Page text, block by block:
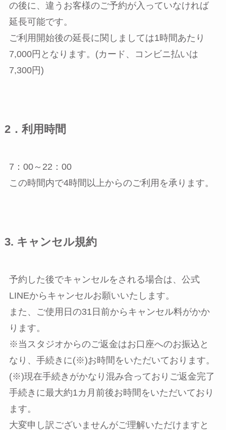
の後に、違うお客様のご予約が入っていなければ
延長可能です。
ご利用開始後の延長に関しましては1時間あたり
7,000円となります。(カード、コンビニ払いは
7,300円)
2．利用時間
7：00～22：00
この時間内で4時間以上からのご利用を承ります。
3. キャンセル規約
予約した後でキャンセルをされる場合は、公式
LINEからキャンセルお願いいたします。
また、ご使用日の31日前からキャンセル料がかか
ります。
※当スタジオからのご返金はお口座へのお振込と
なり、手続きに(※)お時間をいただいております。
(※)現在手続きがかなり混み合っておりご返金完了
手続きに最大約1カ月前後お時間をいただいており
ます。
大変申し訳ございませんがご理解いただけますと